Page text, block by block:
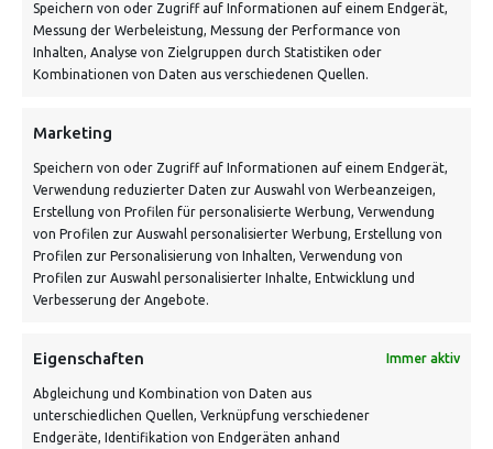
Speichern von oder Zugriff auf Informationen auf einem Endgerät,
Messung der Werbeleistung, Messung der Performance von
Inhalten, Analyse von Zielgruppen durch Statistiken oder
Kombinationen von Daten aus verschiedenen Quellen.
Marketing
Speichern von oder Zugriff auf Informationen auf einem Endgerät,
Verwendung reduzierter Daten zur Auswahl von Werbeanzeigen,
Erstellung von Profilen für personalisierte Werbung, Verwendung
von Profilen zur Auswahl personalisierter Werbung, Erstellung von
Profilen zur Personalisierung von Inhalten, Verwendung von
Profilen zur Auswahl personalisierter Inhalte, Entwicklung und
Verbesserung der Angebote.
Eigenschaften Immer aktiv
Abgleichung und Kombination von Daten aus
unterschiedlichen Quellen, Verknüpfung verschiedener
Endgeräte, Identifikation von Endgeräten anhand
info@vontiling.de
VERSANDKOSTENHINWEIS: